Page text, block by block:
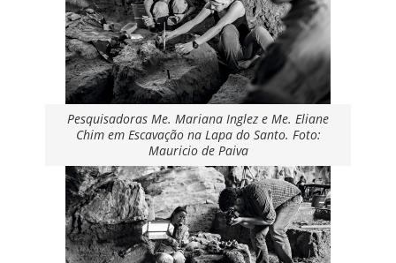
Pesquisadoras Me. Mariana Inglez e Me. Eliane
Chim em Escavação na Lapa do Santo. Foto:
Mauricio de Paiva